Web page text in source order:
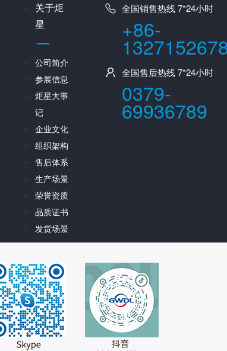
关于炬
星
公司简介
参展信息
炬星大事
记
企业文化
组织架构
售后体系
生产场景
荣誉资质
品质证书
发货场景
全国销售热线 7*24小时
+86-
全国售后热线 7*24小时
0379-
69936789